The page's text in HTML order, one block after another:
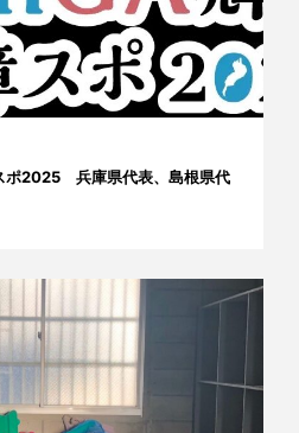
ポ2025 兵庫県代表、島根県代